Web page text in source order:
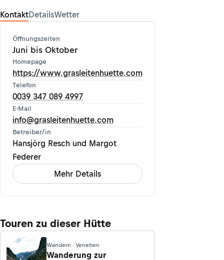
KontaktDetailsWetter
Öffnungszeiten
Juni bis Oktober
Homepage
https://www.grasleitenhuette.com
Telefon
0039 347 089 4997
E-Mail
info@grasleitenhuette.com
Betreiber/in
Hansjörg Resch und Margot
Federer
Mehr Details
Touren zu dieser Hütte
Wandern · Venetien
Wanderung zur